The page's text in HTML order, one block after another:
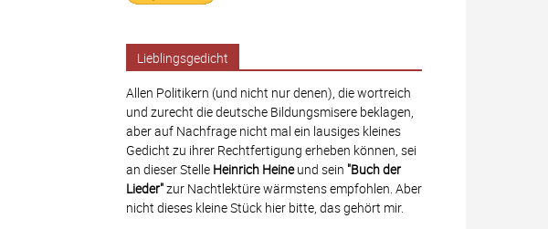
Lieblingsgedicht
Allen Politikern (und nicht nur denen), die wortreich
und zurecht die deutsche Bildungsmisere beklagen,
aber auf Nachfrage nicht mal ein lausiges kleines
Gedicht zu ihrer Rechtfertigung erheben können, sei
an dieser Stelle Heinrich Heineund sein "Buch der
Lieder"zur Nachtlektüre wärmstens empfohlen. Aber
nicht dieses kleine Stück hier bitte, das gehört mir.